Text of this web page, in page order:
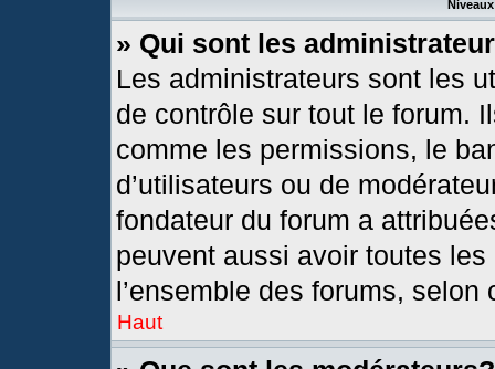
» Qui sont les
Les administrateurs sont les
de contrôle sur tout le forum.
comme les permissions, le
d’utilisateurs ou de
fondateur du forum a
peuvent aussi avoir toutes
l’ensemble des forums,
Haut